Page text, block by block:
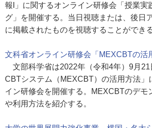
報I」に関するオンライン研修会「授業実
グ」を開催する。当日視聴または、後日
に掲載されたものを視聴することができる
文科省オンライン研修会「MEXCBTの活
文部科学省は2022年（令和4年）9月21
CBTシステム（MEXCBT）の活用方法」
イン研修会を開催する。MEXCBTのデモ
や利用方法を紹介する。